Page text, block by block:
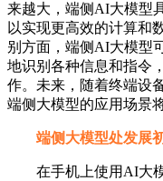
来越大，端侧AI大模型
以实现更高效的计算和
别方面，端侧AI大模型
地识别各种信息和指令
作。未来，随着终端设
端侧大模型的应用场景
端侧大模型处发展
在手机上使用AI大模